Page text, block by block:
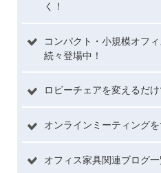
く！
コンパクト・小規模オフ
続々登場中！
ロビーチェアを変えるだ
オンラインミーティング
オフィス家具関連ブログ